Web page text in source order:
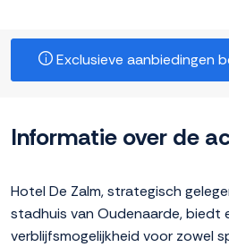
Exclusieve aanbiedingen
Informatie over de
Hotel De Zalm, strategisch
stadhuis van Oudenaarde, biedt
verblijfsmogelijkheid voor zowel